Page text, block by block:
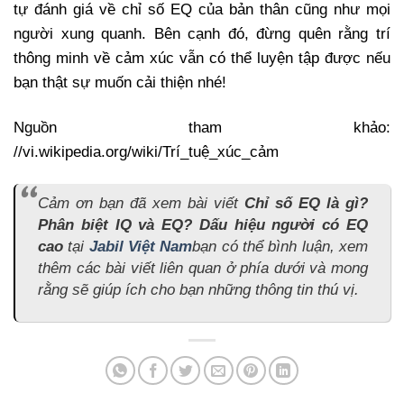
tự đánh giá về chỉ số EQ của bản thân cũng như mọi
người xung quanh. Bên cạnh đó, đừng quên rằng trí
thông minh về cảm xúc vẫn có thể luyện tập được nếu
bạn thật sự muốn cải thiện nhé!
Nguồn tham khảo:
//vi.wikipedia.org/wiki/Trí_tuệ_xúc_cảm
Cảm ơn bạn đã xem bài viết Chỉ số EQ là gì?
Phân biệt IQ và EQ? Dấu hiệu người có EQ
cao tại Jabil Việt Nambạn có thể bình luận, xem
thêm các bài viết liên quan ở phía dưới và mong
rằng sẽ giúp ích cho bạn những thông tin thú vị.